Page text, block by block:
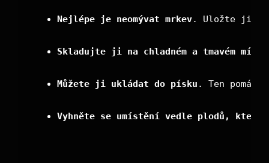
Nejlépe je neomývat mrkev. Uložte ji s
Skladujte ji na chladném a tmavém místě
Můžete ji ukládat do písku . Ten
Vyhněte se umístění vedle plodů,